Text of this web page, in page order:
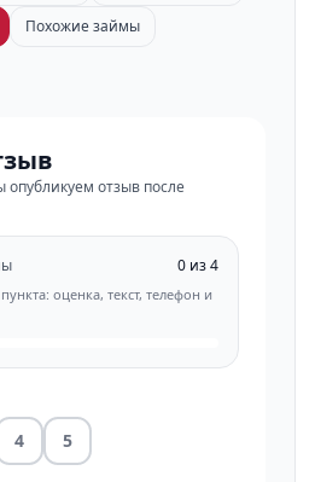
Похожие займы
отзыв после
0 из 4
оценка, текст, телефон и
4 5